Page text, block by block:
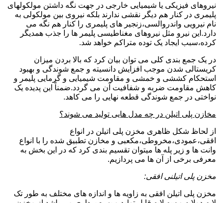
نیروهای فیزیکی یا شیمیایی خارجی در جهت نگه داشتن مولکولهای
پلیمری در کنار هم دیگر نقشی ندارند بلکه نیروی بین مولکولی به
نام نیرویی واندروالسی،زنجیر های پلیمری را کنار هم نگه می
دارد.این نیرو مثل نیروهای مغناطیسی پلیمر ها را جذب همدیگر
کرده،سبب ایجاد یک توده متراکم خواهد شد.
در یک جمع بندی کلی می توان بیان کرد که بالا بردن میزان
کریستالی شدن موجب افزایش دانسیته و جمع شوندگی و بهبود
استحکام کششی و خمشی و مقاومت شیمیایی و گرمایی پلیمر و
کاهش مقاومت ضربه و شفافیت آن می گردد.ضمناً این پدیده یک
نواختی در جمع شوندگی قطعه نهایی را می کاهد.
مخازن پلی اتیلن در چه مدل هایی تولید می شوند؟
از لحاظ شکل ظاهری مخزن پلی اتیلن در انواع
افقی،عمودی،مخروطی،مکعبی و مخازن تطبیق شده را با انواع
وانت ها و زیر پله ها میتوان تقسیم بندی کرد که در این بخش به
معرفی برخی از آن ها می پردازیم.
مخزن پلی اتیلنی افقی:
مخزن پلی اتیلن افقی به زاویه ها و اندازه های مختلف به طور تک